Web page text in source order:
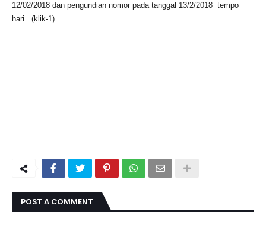
12/02/2018 dan pengundian nomor pada tanggal 13/2/2018 tempo
hari. (klik-1)
POST A COMMENT